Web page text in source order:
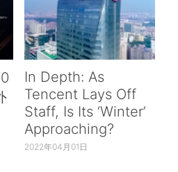
In Depth: As
Tencent Lays Off
Staff, Is Its ‘Winter’
Approaching?
2022年04月01日